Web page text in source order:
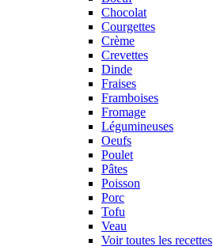
Chocolat
Courgettes
Crème
Crevettes
Dinde
Fraises
Framboises
Fromage
Légumineuses
Oeufs
Poulet
Pâtes
Poisson
Porc
Tofu
Veau
Voir toutes les recettes